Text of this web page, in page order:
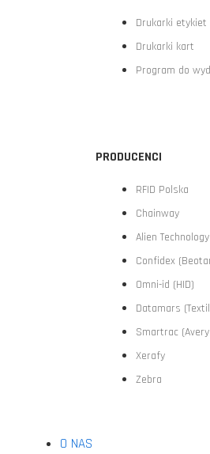
Drukarki etykiet
Drukarki kart
Program do
PRODUCENCI
RFID Polska
Chainway
Alien Technology
Confidex
Omni-id (HID)
Datamars
Smartrac
Xerafy
Zebra
O NAS